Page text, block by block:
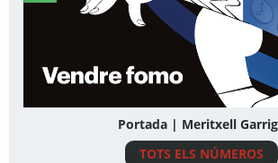
Portada | Meritxell
TOTS ELS NÚMEROS